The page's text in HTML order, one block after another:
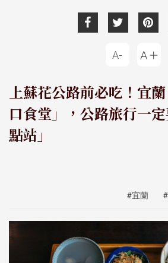
上蘇花公路前必吃！宜
口食堂」，公路旅行一
點站」
#宜蘭